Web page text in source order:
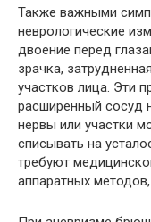
Также важными
неврологические
двоение перед
зрачка,
участков лица. Эти
расширенный сосуд
нервы или участки
списывать на
требуют
аппаратных